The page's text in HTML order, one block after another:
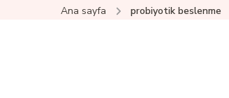
Ana sayfa probiyotik beslenme